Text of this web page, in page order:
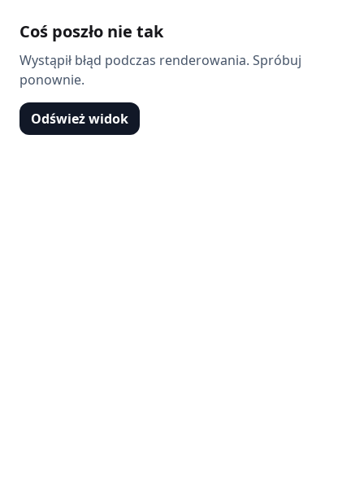
Coś poszło nie tak
Wystąpił błąd podczas renderowania. Spróbuj
ponownie.
Odśwież widok